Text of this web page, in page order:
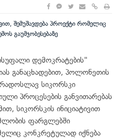
დემოკრატების"
განაცხადებით, პოლონეთის
სიკორსკი
პროცესების განვითარებას
სიკორსკის ინიციატივით
ფარგლებში
კონკრეტულად იქნება